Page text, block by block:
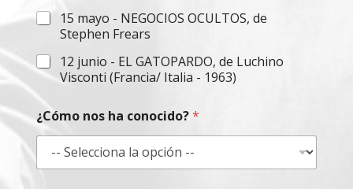
15 mayo - NEGOCIOS OCULTOS, de
Stephen Frears
12 junio - EL GATOPARDO, de Luchino
Visconti (Francia/ Italia - 1963)
¿Cómo nos ha conocido?*